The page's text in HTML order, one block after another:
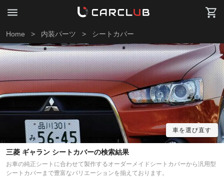
Home > 内装パーツ > シートカバー
車を選び直す
三菱 ギャラン シートカバーの検索結果
お車の純正シートに合わせて製作するオーダーメイドシートカバーから汎用型
シートカバーまで豊富なバリエーションを揃えております。